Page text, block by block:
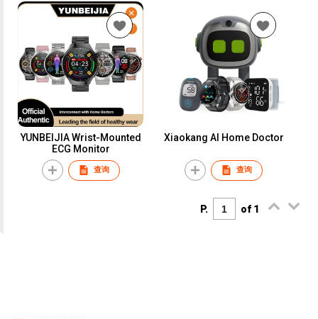
YUNBEIJIA Wrist-Mounted
ECG Monitor
查询
Xiaokang AI Home Doctor
查询
P. of 1